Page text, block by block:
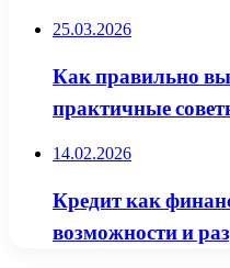
25.03.2026
Как правильно
практичные
14.02.2026
Кредит как
возможности и